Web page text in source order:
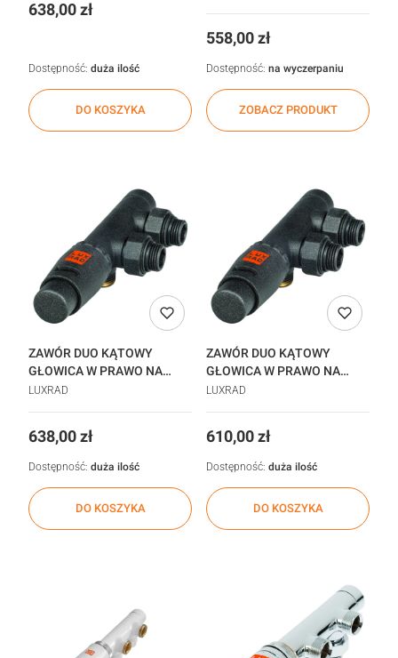
Cena
638,00 zł
DO KOSZYKA
Dostępność: duża ilość
Cena
558,00 zł
ZOBACZ PRODUKT
Dostępność: na wyczerpaniu
ZAWÓR DUO KĄTOWY
GŁOWICA W PRAWO NA
POWROCIE 2 STYCZEŃ
LUXRAD
Cena
638,00 zł
DO KOSZYKA
Dostępność: duża ilość
ZAWÓR DUO KĄTOWY
GŁOWICA W PRAWO NA
POWROCIE ANTRACYT
LUXRAD
Cena
610,00 zł
DO KOSZYKA
Dostępność: duża ilość